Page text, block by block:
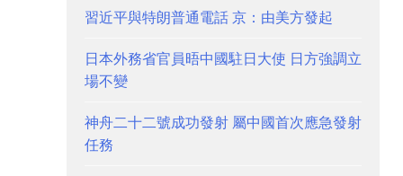
習近平與特朗普通電話 京：由美方發起
日本外務省官員晤中國駐日大使 日方強調立
場不變
神舟二十二號成功發射 屬中國首次應急發射
任務